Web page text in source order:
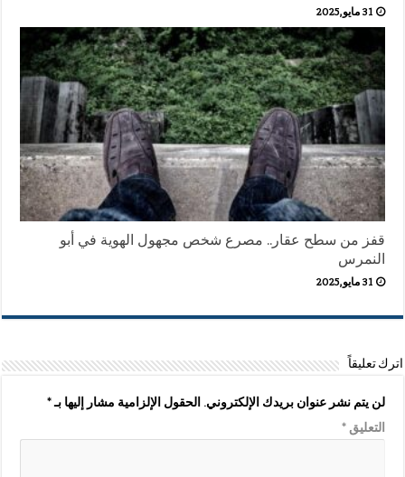
31 مايو,2025
قفز من سطح عقار.. مصرع شخص مجهول الهوية في أبو
النمرس
31 مايو,2025
اترك تعليقاً
لن يتم نشر عنوان بريدك الإلكتروني. الحقول الإلزامية مشار إليها بـ*
التعليق*